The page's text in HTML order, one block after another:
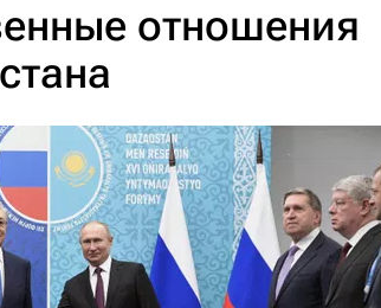
отношения